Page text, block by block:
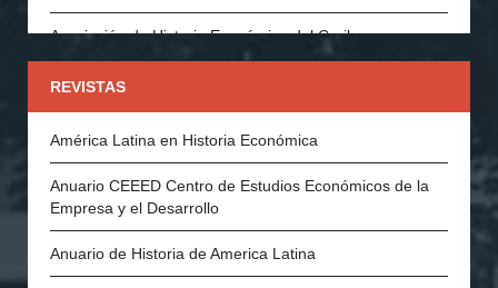
Asociación de Historia Económica del Caribe
Asociación Española de Historia Económica
History of Economics Society
The Swedish Economic History Association
REVISTAS
América Latina en Historia Económica
Anuario CEEED Centro de Estudios Económicos de la
Empresa y el Desarrollo
Anuario de Historia de America Latina